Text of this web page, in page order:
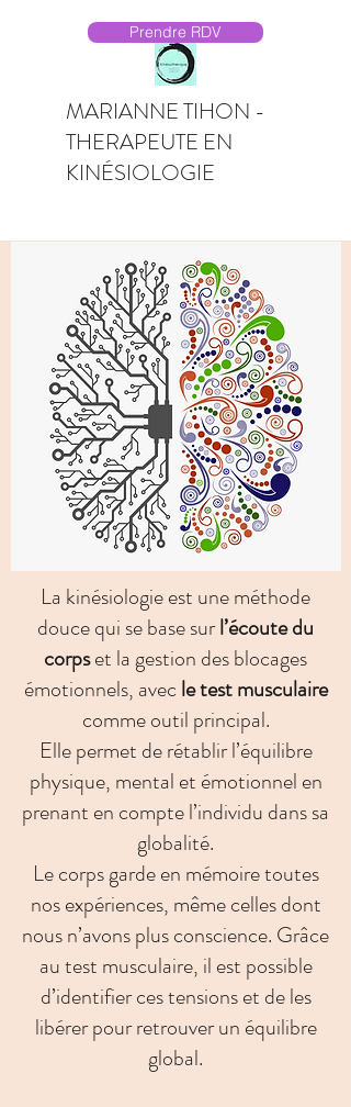
MARIANNE TIHON -
THERAPEUTE EN
KINÉSIOLOGIE
Prendre RDV
La kinésiologie est une méthode
douce qui se base surl’écoute du
corpset la gestion des blocages
émotionnels, avecle test musculaire
comme outil principal.
Elle permet de rétablir l’équilibre
physique, mental et émotionnel en
prenant en compte l’individu dans sa
globalité.​
Le corps garde en mémoire toutes
nos expériences, même celles dont
nous n’avons plus conscience. Grâce
au test musculaire, il est possible
d’identifier ces tensions et de les
libérer pour retrouver un équilibre
global.